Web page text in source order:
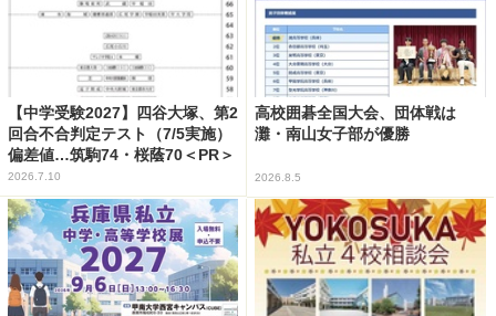
【中学受験2027】四谷大塚、第2
回合不合判定テスト（7/5実施）
偏差値…筑駒74・桜蔭70＜PR＞
2026.7.10
高校囲碁全国大会、団体戦は
灘・南山女子部が優勝
2026.8.5